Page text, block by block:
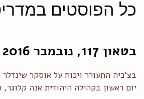
כל הפוסטים ב
בטאון 117, נובמבר 2016
בצ‘כיה התעורר ויכוח על אוסקר
יום ראשון בקהילה היהודית אנה